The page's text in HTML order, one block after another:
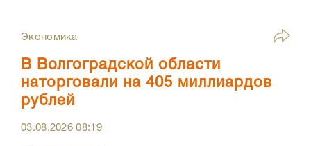
Экономика
В Волгоградской области
наторговали на 405 миллиардов
рублей
03.08.202608:19